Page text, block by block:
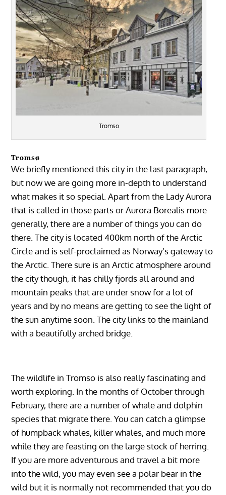
Tromso
Tromsø
We briefly mentioned this city in the last paragraph,
but now we are going more in-depth to understand
what makes it so special. Apart from the Lady Aurora
that is called in those parts or Aurora Borealis more
generally, there are a number of things you can do
there. The city is located 400km north of the Arctic
Circle and is self-proclaimed as Norway’s gateway to
the Arctic. There sure is an Arctic atmosphere around
the city though, it has chilly fjords all around and
mountain peaks that are under snow for a lot of
years and by no means are getting to see the light of
the sun anytime soon. The city links to the mainland
with a beautifully arched bridge.
The wildlife in Tromso is also really fascinating and
worth exploring. In the months of October through
February, there are a number of whale and dolphin
species that migrate there. You can catch a glimpse
of humpback whales, killer whales, and much more
while they are feasting on the large stock of herring.
If you are more adventurous and travel a bit more
into the wild, you may even see a polar bear in the
wild but it is normally not recommended that you do